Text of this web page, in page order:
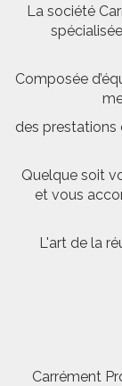
La société
Composée
des prestations
Quelque soit
et vous
L'art de la
Carrément